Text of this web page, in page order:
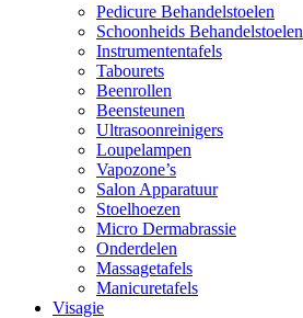
Pedicure Behandelstoelen
Schoonheids Behandelstoelen
Instrumententafels
Tabourets
Beenrollen
Beensteunen
Ultrasoonreinigers
Loupelampen
Vapozone’s
Salon Apparatuur
Stoelhoezen
Micro Dermabrassie
Onderdelen
Massagetafels
Manicuretafels
Visagie